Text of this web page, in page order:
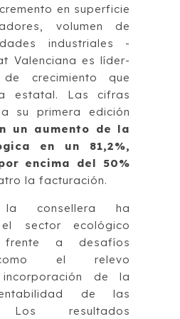
en superficie
volumen de
industriales -
Valenciana es líder-
crecimiento que
estatal. Las cifras
su primera edición
un aumento de la
en un 81,2%,
encima del 50%
la facturación.
la consellera ha
sector ecológico
frente a desafíos
como el relevo
de la
de las
Los resultados